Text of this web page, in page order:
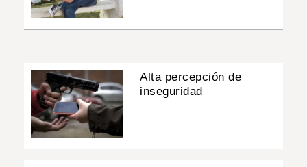
Alta percepción de
inseguridad